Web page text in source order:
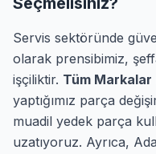
Servis sektöründe
olarak prensibimiz,
işçiliktir. Tüm Markalar
yaptığımız parça
muadil yedek parça
uzatıyoruz. Ayrıca,